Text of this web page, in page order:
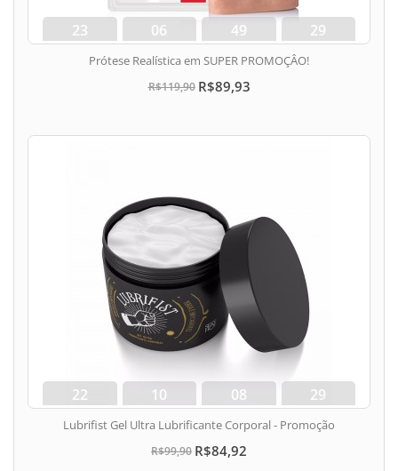
23
dias
06
hora
49
min
28
seg
Prótese Realística em SUPER PROMOÇÂO!
R$119,90 R$89,93
22
dias
10
hora
08
min
28
seg
Lubrifist Gel Ultra Lubrificante Corporal - Promoção
R$99,90 R$84,92